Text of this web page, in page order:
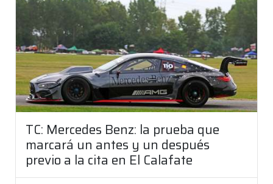
TC: Mercedes Benz: la prueba que
marcará un antes y un después
previo a la cita en El Calafate